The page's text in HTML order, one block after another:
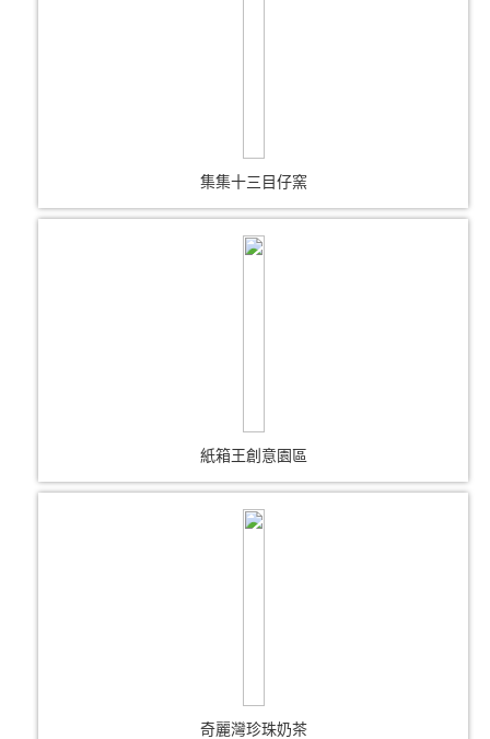
集集十三目仔窯
紙箱王創意園區
奇麗灣珍珠奶茶